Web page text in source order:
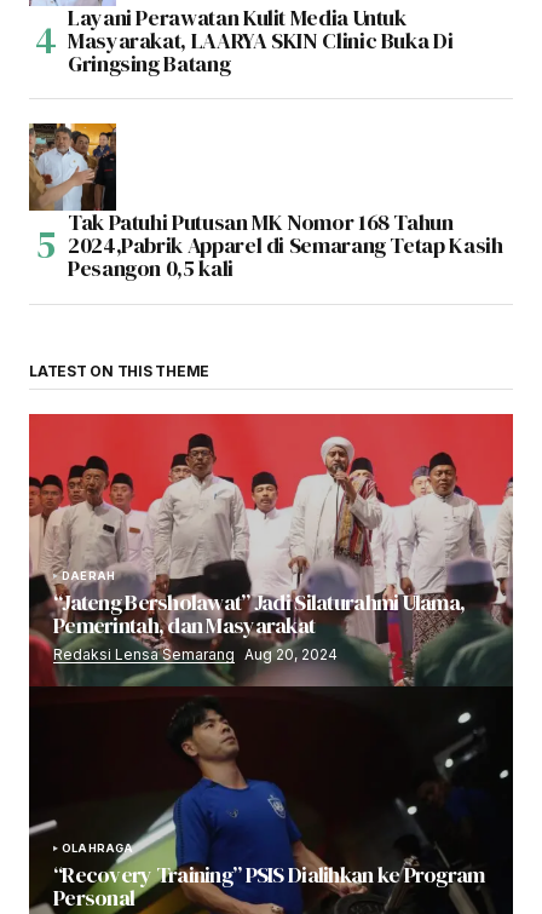
Layani Perawatan Kulit Media Untuk
Masyarakat, LAARYA SKIN Clinic Buka Di
Gringsing Batang
Tak Patuhi Putusan MK Nomor 168 Tahun
2024,Pabrik Apparel di Semarang Tetap Kasih
Pesangon 0,5 kali
LATEST ON THIS THEME
DAERAH
“Jateng Bersholawat” Jadi Silaturahmi Ulama,
Pemerintah, dan Masyarakat
Redaksi Lensa Semarang Aug 20, 2024
OLAHRAGA
“Recovery Training” PSIS Dialihkan ke Program
Personal